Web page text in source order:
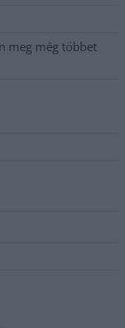
meg még többet